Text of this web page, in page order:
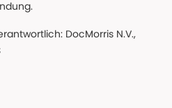
DocMorris N.V.,